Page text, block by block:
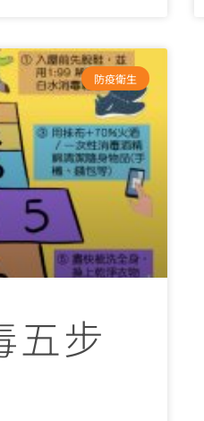
防疫衛生
五步